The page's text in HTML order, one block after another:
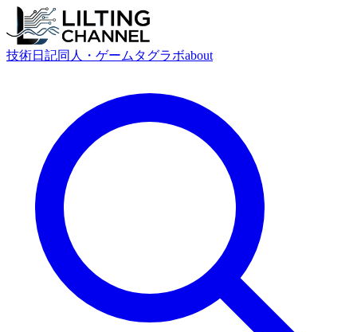
技術日記同人・ゲーム タグラボabout